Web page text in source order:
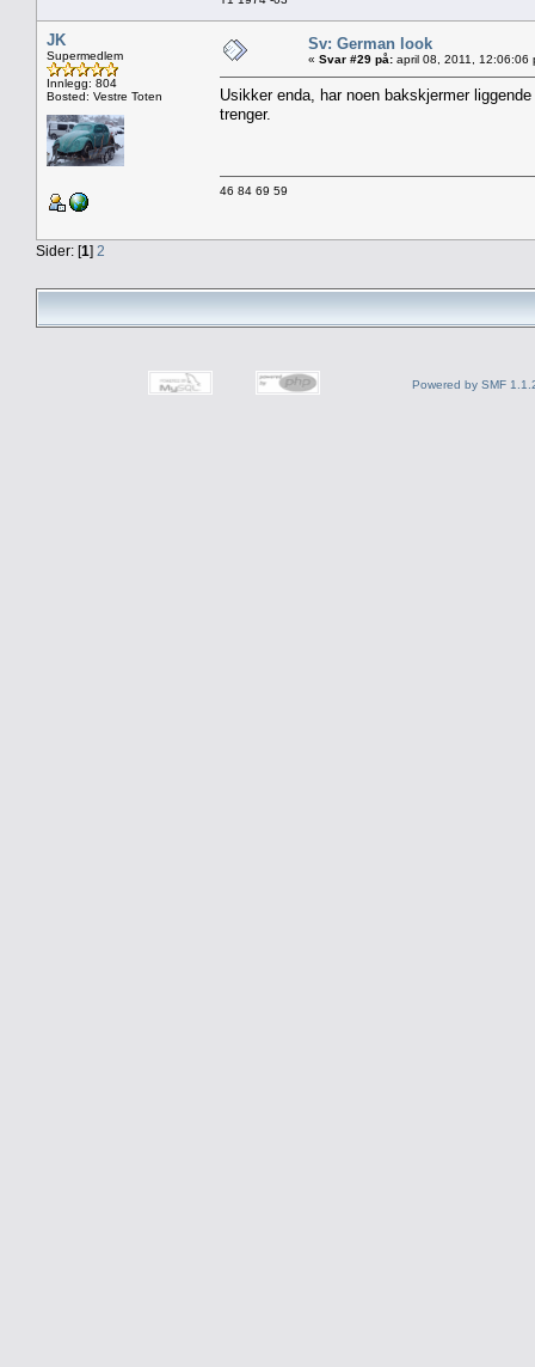
JK
Supermedlem
Innlegg: 804
Bosted: Vestre Toten
Sv: German look
« Svar #29 på: april 08, 2011, 12:06:06
Usikker enda, har noen bakskjermer
trenger.
46 84 69 59
Sider: [1] 2
Powered by SMF